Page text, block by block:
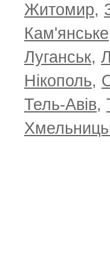
Житомир,
Кам'янське
Луганськ,
Нікополь,
Тель-Авів,